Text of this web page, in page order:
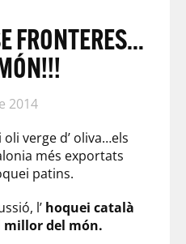
FRONTERES…
2014
verge d’ oliva…els
més exportats
patins.
l’ hoquei català
millor del món.